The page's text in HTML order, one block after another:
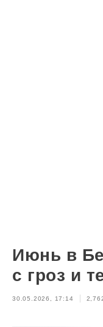
Июнь в
с гроз и
30.05.2026, 17:14